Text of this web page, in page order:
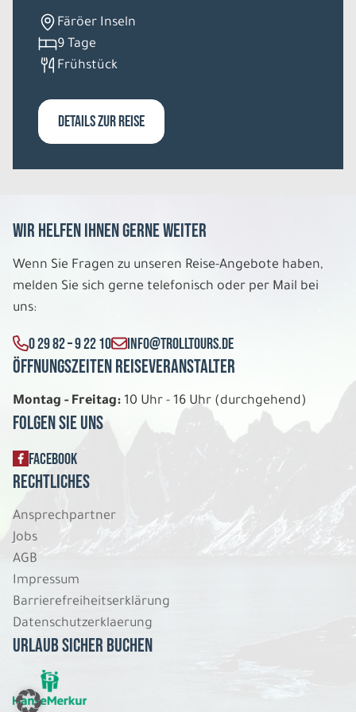
Do. 07.01. - Mo. 11.01.2027
Zu Besuch bei Santa Claus
Belegung: 1
REISE VERBINDLICH ANFRAGEN
5 Tage
Fr. 08.01. - Di. 12.01.2027
Belegung: 3
P.P. AB
REISE VERBINDLICH ANFRAGEN
5 Tage
Fr. 08.01. - Di. 12.01.2027
Zu Besuch bei Santa Claus
Belegung: 2
REISE VERBINDLICH ANFRAGEN
Färöer Inseln
9 Tage
Frühstück
DETAILS ZUR REISE
Wir helfen Ihnen gerne weiter
Wenn Sie Fragen zu unseren Reise-Angebote haben,
melden Sie sich gerne telefonisch oder per Mail bei
uns:
0 29 82 – 9 22 10 INFO@TROLLTOURS.DE
Öffnungszeiten Reiseveranstalter
Montag - Freitag: 10 Uhr - 16 Uhr (durchgehend)
Folgen Sie uns
FACEBOOK
Rechtliches
Ansprechpartner
Jobs
AGB
Impressum
Barrierefreiheitserklärung
Datenschutzerklaerung
Urlaub sicher buchen